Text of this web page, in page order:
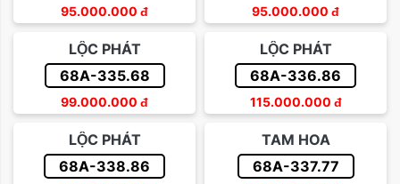
95.000.000 đ 95.000.000 đ
LỘC PHÁT
68A-335.68
99.000.000 đ
LỘC PHÁT
68A-336.86
115.000.000 đ
LỘC PHÁT
68A-338.86
TAM HOA
68A-337.77